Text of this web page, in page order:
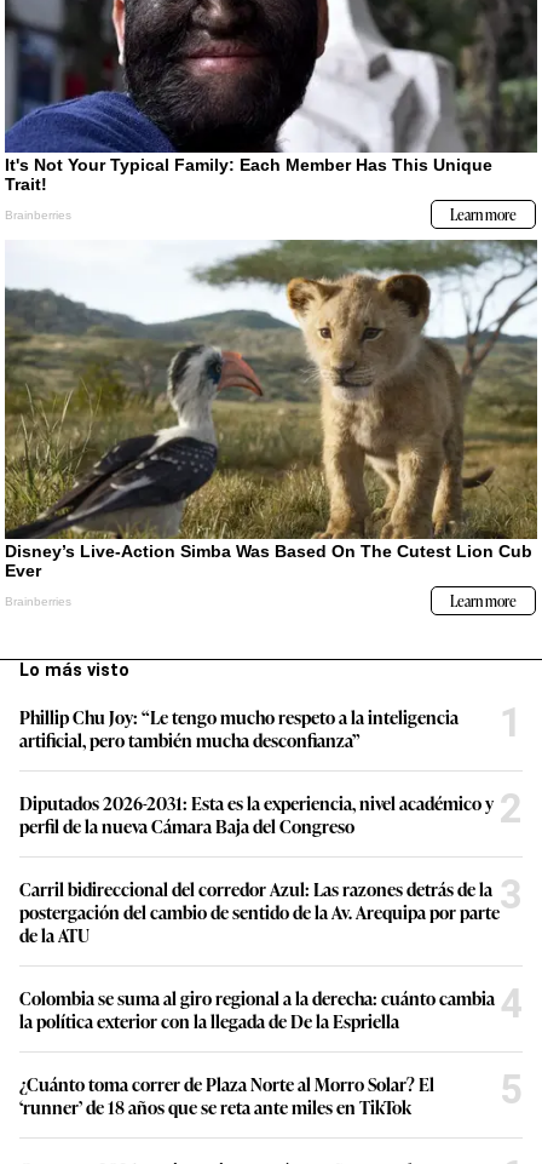
Lo más visto
Phillip Chu Joy: “Le tengo mucho respeto a la inteligencia
artificial, pero también mucha desconfianza”
1
Diputados 2026-2031: Esta es la experiencia, nivel académico y
perfil de la nueva Cámara Baja del Congreso
2
Carril bidireccional del corredor Azul: Las razones detrás de la
postergación del cambio de sentido de la Av. Arequipa por parte
de la ATU
3
Colombia se suma al giro regional a la derecha: cuánto cambia
la política exterior con la llegada de De la Espriella
¿Cuánto toma correr de Plaza Norte al Morro Solar? El
‘runner’ de 18 años que se reta ante miles en TikTok
5
Congreso 2026: mujeres tienen más escaños, pero la
bicameralidad abrió una nueva brecha
6